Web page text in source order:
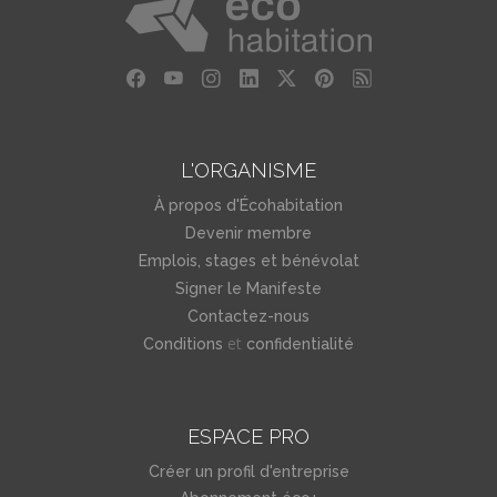
L'ORGANISME
À propos d'Écohabitation
Devenir membre
Emplois, stages et bénévolat
Signer le Manifeste
Contactez-nous
Conditions et confidentialité
ESPACE PRO
Créer un profil d'entreprise